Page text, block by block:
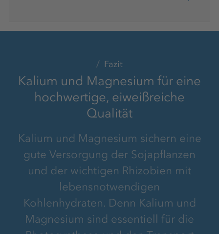
Fazit
Kalium und Magnesium für eine
hochwertige, eiweißreiche
Qualität
Kalium und Magnesium sichern eine
gute Versorgung der Sojapflanzen
und der wichtigen Rhizobien mit
lebensnotwendigen
Kohlenhydraten. Denn Kalium und
Magnesium sind essentiell für die